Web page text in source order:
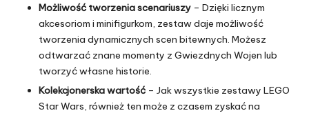
Możliwość tworzenia scenariuszy – Dzięki licznym
akcesoriom i minifigurkom, zestaw daje możliwość
tworzenia dynamicznych scen bitewnych. Możesz
odtwarzać znane momenty z Gwiezdnych Wojen lub
tworzyć własne historie.
Kolekcjonerska wartość – Jak wszystkie zestawy LEGO
Star Wars, również ten może z czasem zyskać na